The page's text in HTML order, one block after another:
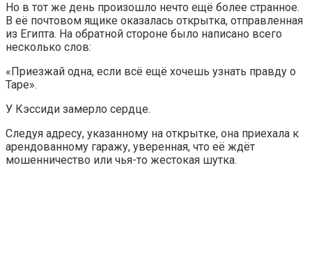
Но в тот же день произошло нечто ещё более странное.
В её почтовом ящике оказалась открытка, отправленная
из Египта. На обратной стороне было написано всего
несколько слов:
«Приезжай одна, если всё ещё хочешь узнать правду о
Таре».
У Кэссиди замерло сердце.
Следуя адресу, указанному на открытке, она приехала к
арендованному гаражу, уверенная, что её ждёт
мошенничество или чья-то жестокая шутка.